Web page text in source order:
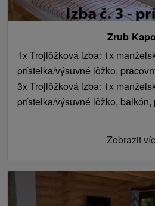
Zrub
1x Trojlôžková izba: 1x
prístelka/výsuvné lôžko,
3x Trojlôžková izba: 1x
prístelka/výsuvné lôžko, balkón,
Zobrazit